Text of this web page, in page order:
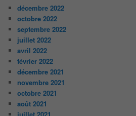
décembre 2022
octobre 2022
septembre 2022
juillet 2022
avril 2022
février 2022
décembre 2021
novembre 2021
octobre 2021
août 2021